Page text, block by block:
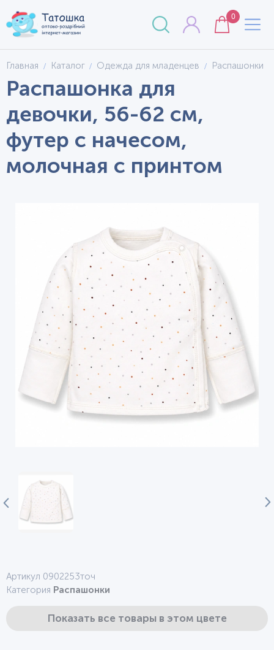
0
Главная Каталог Одежда для младенцев Распашонки
Распашонка для
девочки, 56-62 см,
футер с начесом,
молочная с принтом
Артикул 0902253точ
Категория Распашонки
Показать все товары в этом цвете